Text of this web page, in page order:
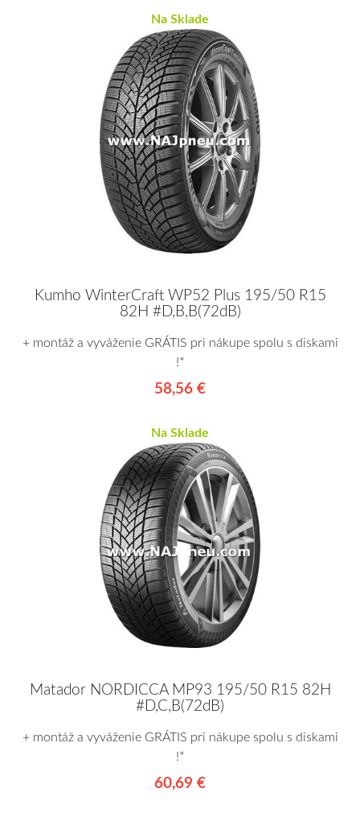
Na Sklade
Kumho WinterCraft WP52 Plus 195/50 R15
82H #D,B,B(72dB)
+ montáž a vyváženie GRÁTIS pri nákupe spolu s diskami
!*
58,56 €
Na Sklade
Matador NORDICCA MP93 195/50 R15 82H
#D,C,B(72dB)
+ montáž a vyváženie GRÁTIS pri nákupe spolu s diskami
!*
60,69 €